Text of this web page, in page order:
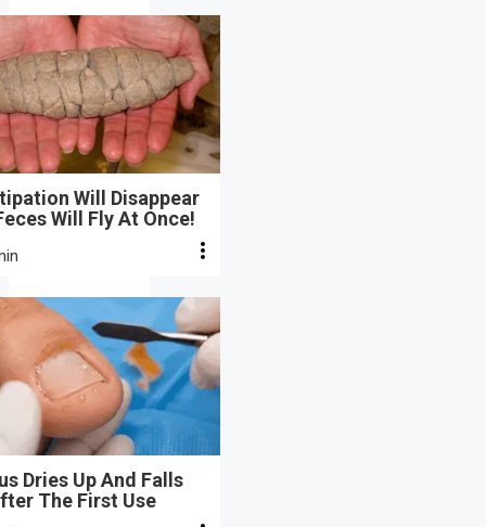
Will Disappear
Will Fly At Once!
Dries Up And Falls
The First Use